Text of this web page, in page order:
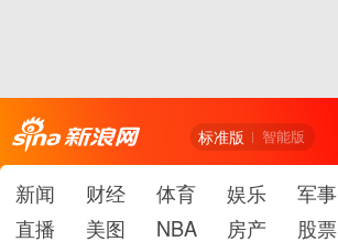
标准版 智能版
新闻 财经 体育 娱乐 军事
直播
美图 NBA 房产 股票